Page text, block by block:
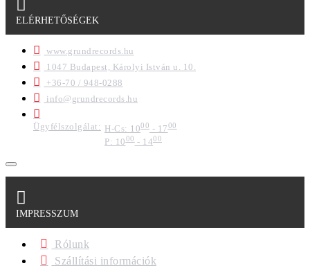
ELÉRHETŐSÉGEK
www.grundrecords.hu
1047 Budapest, Károlyi István u. 10.
+36-70 / 948-0288
info@grundrecords.hu
Ügyfélszolgálat: H-Cs: 1000 - 1700
P: 1000- 1400
IMPRESSZUM
Rólunk
Szállítási információk